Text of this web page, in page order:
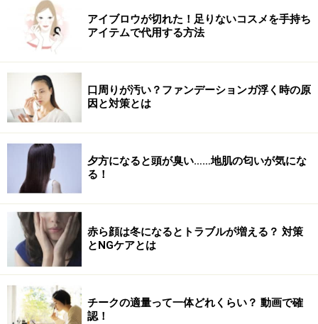
アイブロウが切れた！足りないコスメを手持ち
アイテムで代用する方法
口周りが汚い？ファンデーションガ浮く時の原
因と対策とは
夕方になると頭が臭い……地肌の匂いが気にな
る！
赤ら顔は冬になるとトラブルが増える？ 対策
とNGケアとは
チークの適量って一体どれくらい？ 動画で確
認！